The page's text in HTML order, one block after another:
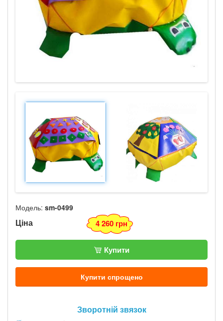
Модель: sm-0499
Ціна 4 260 грн
Купити
Купити спрощено
Зворотній звязок